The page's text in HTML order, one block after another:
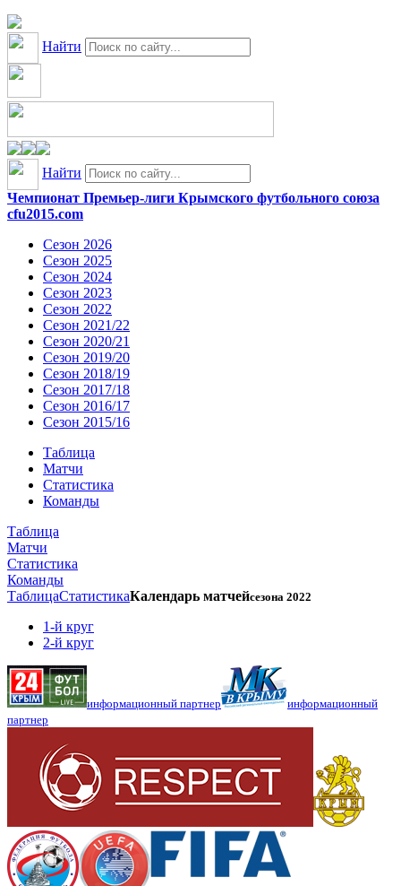
Найти
Найти
Чемпионат Премьер-лиги Крымского футбольного союза
cfu2015.com
Сезон 2026
Сезон 2025
Сезон 2024
Сезон 2023
Сезон 2022
Сезон 2021/22
Сезон 2020/21
Сезон 2019/20
Сезон 2018/19
Сезон 2017/18
Сезон 2016/17
Сезон 2015/16
Таблица
Матчи
Статистика
Команды
Таблица
Матчи
Статистика
Команды
ТаблицаСтатистикаКалендарь матчейсезона 2022
1-й круг
2-й круг
информационный партнер
информационный
партнер